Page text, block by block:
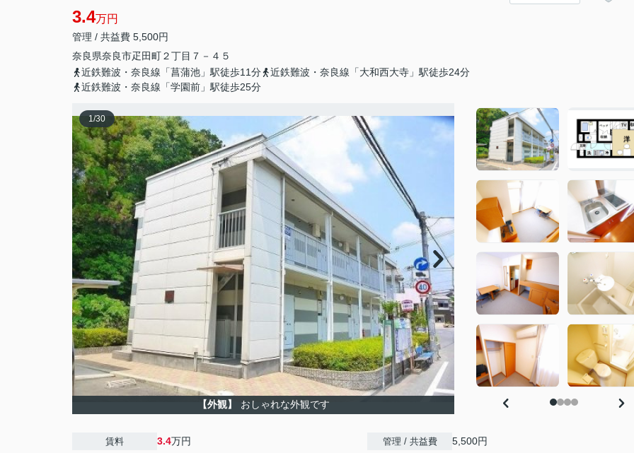
3.4万円
管理 / 共益費 5,500円
奈良県奈良市疋田町２丁目７－４５
近鉄難波・奈良線「菖蒲池」駅徒歩11分
近鉄難波・奈良線「大和西大寺」駅徒歩24分
近鉄難波・奈良線「学園前」駅徒歩25分
1/30
【外観】 おしゃれな外観です
賃料 3.4万円 管理 / 共益費 5,500円